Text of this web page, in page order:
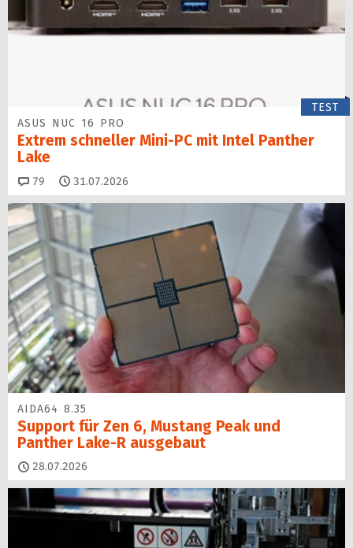
TEST
ASUS NUC 16 PRO
Extrem schneller Mini-PC mit Intel Panther
Lake
79 Kommentare
31.07.2026
AIDA64 8.35
Support für Zen 6, Mustang Peak und
Panther Lake-R ausgebaut
28.07.2026